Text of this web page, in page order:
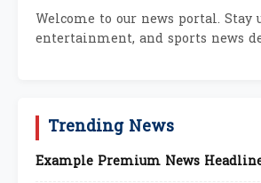
Welcome to our news portal.
entertainment, and sports news
Trending News
Example Premium News